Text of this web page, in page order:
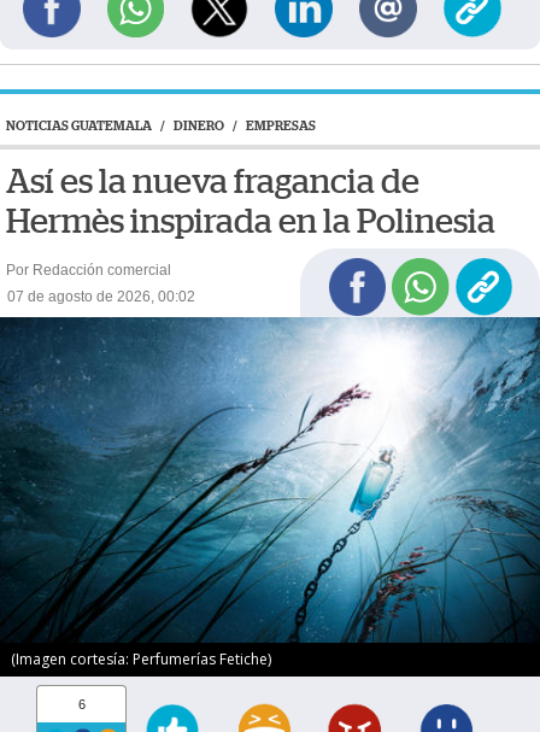
NOTICIAS GUATEMALA / DINERO / EMPRESAS
Así es la nueva fragancia de
Hermès inspirada en la Polinesia
Por Redacción comercial
07 de agosto de 2026, 00:02
(Imagen cortesía: Perfumerías Fetiche)
6